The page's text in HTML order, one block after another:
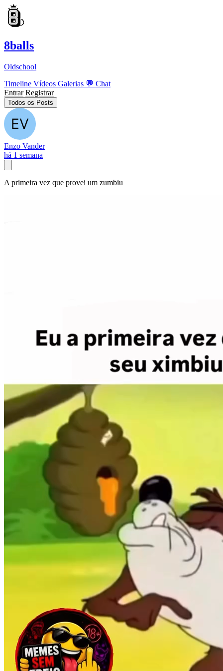
8balls
Oldschool
Timeline Vídeos Galerias 💬 Chat
Entrar Registrar
Todos os Posts
Enzo Vander
há 1 semana
A primeira vez que provei um zumbiu